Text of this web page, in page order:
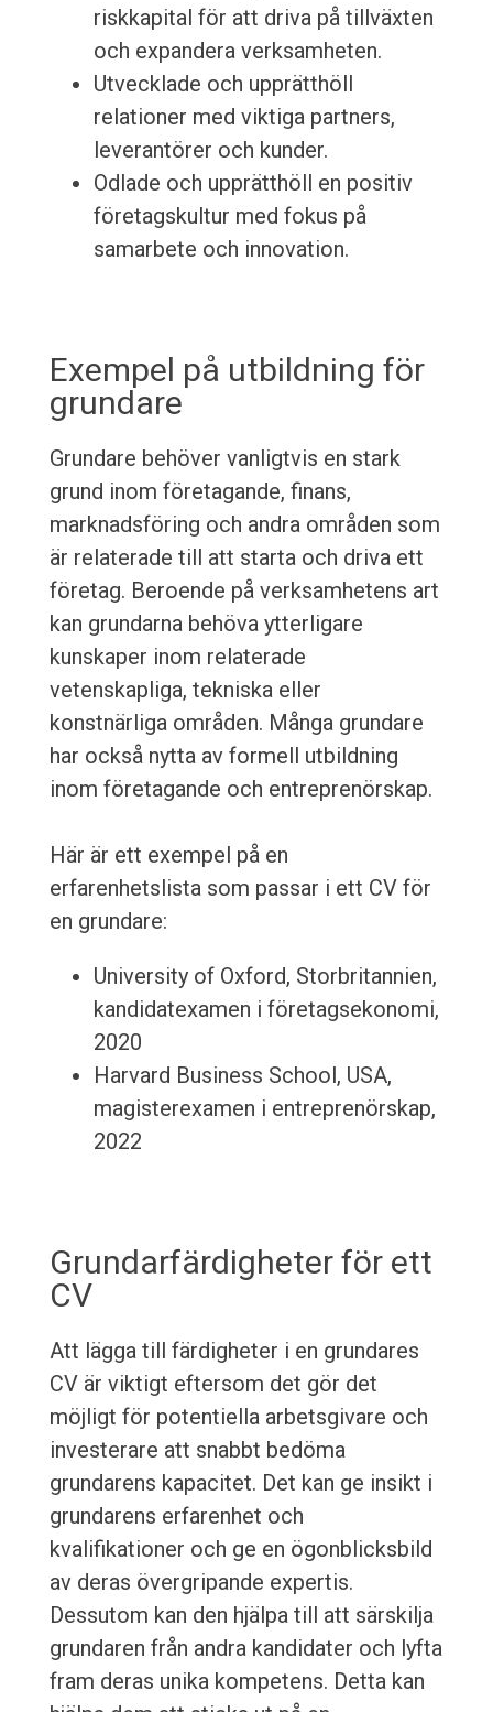
riskkapital för att driva på tillväxten
och expandera verksamheten.
Utvecklade och upprätthöll
relationer med viktiga partners,
leverantörer och kunder.
Odlade och upprätthöll en positiv
företagskultur med fokus på
samarbete och innovation.
Exempel på utbildning för
grundare
Grundare behöver vanligtvis en stark
grund inom företagande, finans,
marknadsföring och andra områden som
är relaterade till att starta och driva ett
företag. Beroende på verksamhetens art
kan grundarna behöva ytterligare
kunskaper inom relaterade
vetenskapliga, tekniska eller
konstnärliga områden. Många grundare
har också nytta av formell utbildning
inom företagande och entreprenörskap.
Här är ett exempel på en
erfarenhetslista som passar i ett CV för
en grundare:
University of Oxford, Storbritannien,
kandidatexamen i företagsekonomi,
2020
Harvard Business School, USA,
magisterexamen i entreprenörskap,
2022
Grundarfärdigheter för ett
CV
Att lägga till färdigheter i en grundares
CV är viktigt eftersom det gör det
möjligt för potentiella arbetsgivare och
investerare att snabbt bedöma
grundarens kapacitet. Det kan ge insikt i
grundarens erfarenhet och
kvalifikationer och ge en ögonblicksbild
av deras övergripande expertis.
Dessutom kan den hjälpa till att särskilja
grundaren från andra kandidater och lyfta
fram deras unika kompetens. Detta kan